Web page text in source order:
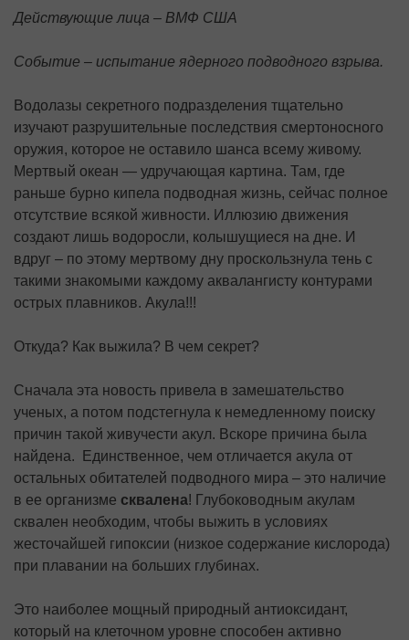
Действующие лица – ВМФ США
Событие – испытание ядерного подводного взрыва.
Водолазы секретного подразделения тщательно
изучают разрушительные последствия смертоносного
оружия, которое не оставило шанса всему живому.
Мертвый океан — удручающая картина. Там, где
раньше бурно кипела подводная жизнь, сейчас полное
отсутствие всякой живности. Иллюзию движения
создают лишь водоросли, колышущиеся на дне. И
вдруг – по этому мертвому дну проскользнула тень с
такими знакомыми каждому аквалангисту контурами
острых плавников. Акула!!!
Откуда? Как выжила? В чем секрет?
Сначала эта новость привела в замешательство
ученых, а потом подстегнула к немедленному поиску
причин такой живучести акул. Вскоре причина была
найдена. Единственное, чем отличается акула от
остальных обитателей подводного мира – это наличие
в ее организме сквалена! Глубоководным акулам
сквален необходим, чтобы выжить в условиях
жесточайшей гипоксии (низкое содержание кислорода)
при плавании на больших глубинах.
Это наиболее мощ­ный природный антиоксидант,
который на кле­точном уровне способен активно